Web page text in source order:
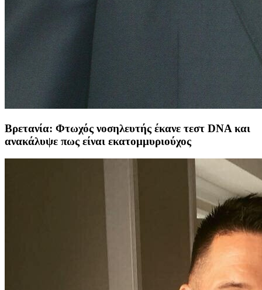
Βρετανία: Φτωχός νοσηλευτής έκανε τεστ DNA και
ανακάλυψε πως είναι εκατομμυριούχος